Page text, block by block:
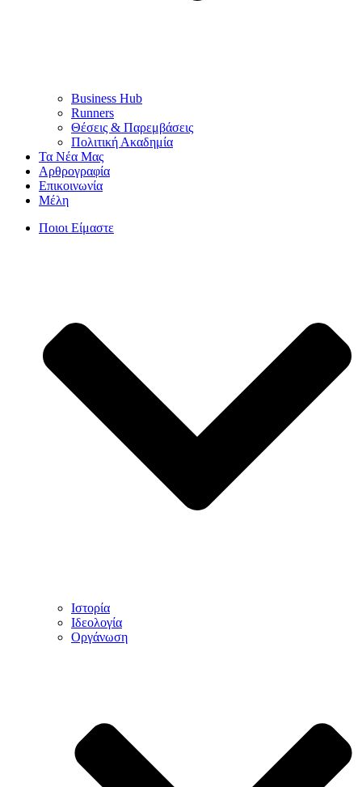
Business Hub
Runners
Θέσεις & Παρεμβάσεις
Πολιτική Ακαδημία
Τα Νέα Μας
Αρθρογραφία
Επικοινωνία
Μέλη
Ποιοι Είμαστε
Ιστορία
Ιδεολογία
Οργάνωση